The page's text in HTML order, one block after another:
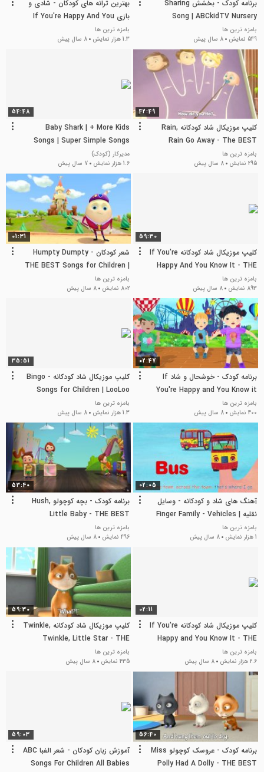
برنامه کودک - بخشش Sharing
Song | ABCkidTV Nursery
Rhymes & Kids Songs
بامزه ترین ها
549 نمایش
8 سال پیش
بهترین ترانه های کودکان - شادی و
بازی If You're Happy And You
Know It - THE BEST Song for
Children
بامزه ترین ها
1.3 هزار نمایش
8 سال پیش
42:49
کلیپ موزیکال شاد کودکانه Rain,
Rain Go Away - The BEST
Songs and Nursery Rhymes for
Children | LooLoo Kids
بامزه ترین ها
295 نمایش
8 سال پیش
54:48
Baby Shark | + More Kids
Songs | Super Simple Songs
مدیرکار (کودک)
1.6 هزار نمایش
7 سال پیش
59:30
کلیپ موزیکال شاد کودکانه If You're
Happy And You Know It - THE
BEST Nursery Rhymes and
Songs for Children
بامزه ترین ها
893 نمایش
8 سال پیش
01:31
شعر کودکان Humpty Dumpty -
THE BEST Songs for Children |
LooLoo Kids
بامزه ترین ها
802 نمایش
8 سال پیش
02:47
برنامه کودک - خوشحال و شاد If
You're Happy and You Know it
بامزه ترین ها
400 نمایش
8 سال پیش
35:51
کلیپ موزیکال شاد کودکانه Bingo -
Songs for Children | LooLoo
Kids
بامزه ترین ها
1.3 هزار نمایش
8 سال پیش
02:05
آهنگ های شاد و کودکانه - وسایل
نقلیه Finger Family - Vehicles |
Nursery Rhymes & Kids Songs
بامزه ترین ها
1 هزار نمایش
8 سال پیش
53:40
برنامه کودک - بچه کوچولو Hush,
Little Baby - THE BEST
Nursery Rhymes and Songs for
Children | LooLoo Kids
بامزه ترین ها
496 نمایش
8 سال پیش
02:11
کلیپ موزیکال شاد کودکانه If You're
Happy and You Know It - THE
BEST Songs for Children |
LooLoo Kids
بامزه ترین ها
2.6 هزار نمایش
8 سال پیش
59:30
کلیپ موزیکال شاد کودکانه Twinkle,
Twinkle, Little Star - THE
BEST Nursery Rhymes and
Songs for Children | LooLoo
بامزه ترین ها
435 نمایش
8 سال پیش
56:40
برنامه کودک - عروسک کوچولو Miss
Polly Had A Dolly - THE BEST
59:03
آموزش زبان کودکان - شعر الفبا ABC
Songs For Children All Babies